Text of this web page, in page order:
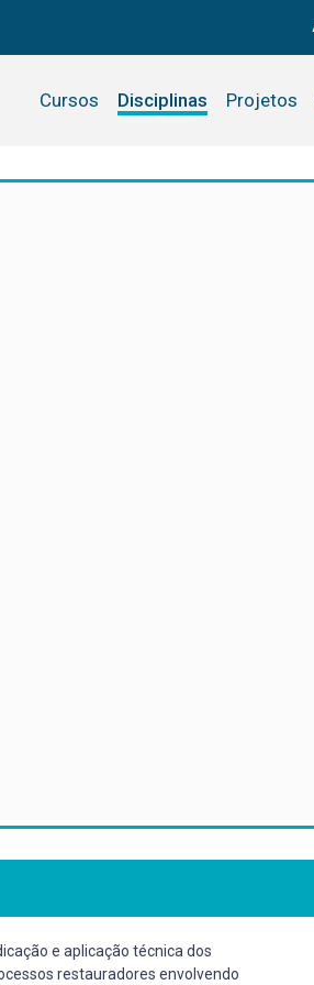
Cursos Disciplinas Projetos
e aplicação técnica dos
restauradores envolvendo